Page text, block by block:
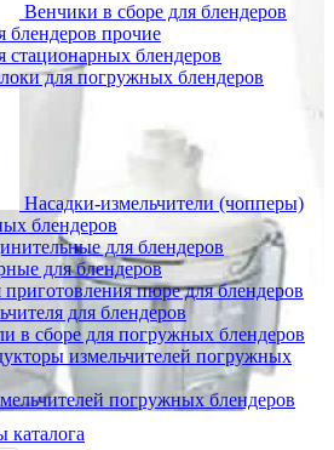
Венчики в сборе для блендеров
блендеров прочие
стационарных блендеров
для погружных блендеров
Насадки-измельчители (чопперы)
блендеров
для блендеров
для блендеров
пюре для блендеров
для блендеров
в сборе для погружных блендеров
измельчителей погружных
погружных блендеров
каталога